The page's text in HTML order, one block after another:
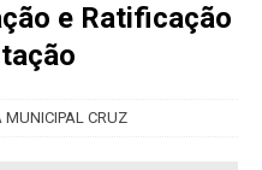
e Ratificação
MUNICIPAL CRUZ